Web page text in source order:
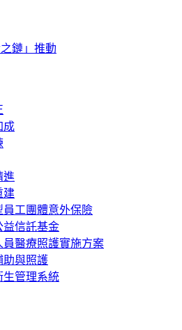
鏈」推動
成
進
建
工團體意外保險
益信託基金
醫療照護實施方案
助與照護
生管理系統